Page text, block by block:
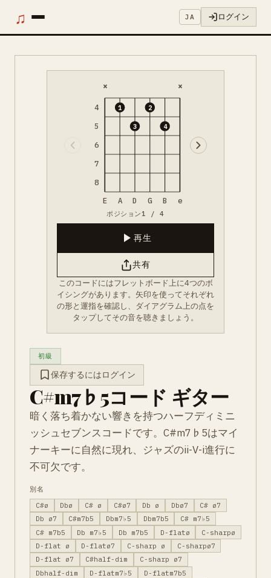
♫ JA ログイン
4
5
6
7
8
× ×
1
3
2
4
E A D G B e
ポジション1 / 4
再生
共有
このコードにはフレットボード上に4つのボ
イシングがあります。矢印を使ってそれぞれ
の形と運指を確認し、ダイアグラム上の点を
タップしてその音を聴きましょう。
初級
保存するにはログイン
C#m7♭5コード ギター
暗く落ち着かない響きを持つハーフディミニ
ッシュセブンスコードです。C#m7♭5はマイ
ナーキーに自然に現れ、ジャズのii-V-i進行に
不可欠です。
別名
C#ø
Dbø C# ø C#ø7 Db ø Dbø7
C# ø7
Db ø7
C#m7b5 Dbm7♭5 Dbm7b5
C# m7♭5
C# m7b5
Db m7♭5 Db m7b5 D-flatø
C-sharpø
D-flat ø
D-flatø7 C-sharp ø
C-sharpø7
D-flat ø7
C#half-dim
C-sharp ø7
Dbhalf-dim
D-flatm7♭5
D-flatm7b5